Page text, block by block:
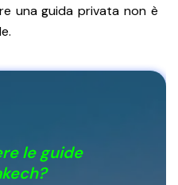
una guida privata non è
le guide